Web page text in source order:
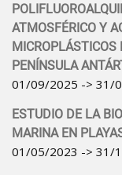
ATMOSFÉRICO Y
MICROPLÁSTICOS
PENÍNSULA
01/09/2025 -> 31/
ESTUDIO DE LA
MARINA EN
01/05/2023 -> 31/